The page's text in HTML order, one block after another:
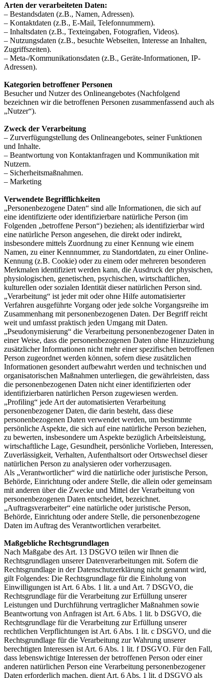
Arten der verarbeiteten Daten:
– Bestandsdaten (z.B., Namen, Adressen).
– Kontaktdaten (z.B., E-Mail, Telefonnummern).
– Inhaltsdaten (z.B., Texteingaben, Fotografien, Videos).
– Nutzungsdaten (z.B., besuchte Webseiten, Interesse an Inhalten,
Zugriffszeiten).
– Meta-/Kommunikationsdaten (z.B., Geräte-Informationen, IP-
Adressen).
Kategorien betroffener Personen
Besucher und Nutzer des Onlineangebotes (Nachfolgend
bezeichnen wir die betroffenen Personen zusammenfassend auch als
„Nutzer“).
Zweck der Verarbeitung
– Zurverfügungstellung des Onlineangebotes, seiner Funktionen
und Inhalte.
– Beantwortung von Kontaktanfragen und Kommunikation mit
Nutzern.
– Sicherheitsmaßnahmen.
– Marketing
Verwendete Begrifflichkeiten
„Personenbezogene Daten“ sind alle Informationen, die sich auf
eine identifizierte oder identifizierbare natürliche Person (im
Folgenden „betroffene Person“) beziehen; als identifizierbar wird
eine natürliche Person angesehen, die direkt oder indirekt,
insbesondere mittels Zuordnung zu einer Kennung wie einem
Namen, zu einer Kennnummer, zu Standortdaten, zu einer Online-
Kennung (z.B. Cookie) oder zu einem oder mehreren besonderen
Merkmalen identifiziert werden kann, die Ausdruck der physischen,
physiologischen, genetischen, psychischen, wirtschaftlichen,
kulturellen oder sozialen Identität dieser natürlichen Person sind.
„Verarbeitung“ ist jeder mit oder ohne Hilfe automatisierter
Verfahren ausgeführte Vorgang oder jede solche Vorgangsreihe im
Zusammenhang mit personenbezogenen Daten. Der Begriff reicht
weit und umfasst praktisch jeden Umgang mit Daten.
„Pseudonymisierung“ die Verarbeitung personenbezogener Daten in
einer Weise, dass die personenbezogenen Daten ohne Hinzuziehung
zusätzlicher Informationen nicht mehr einer spezifischen betroffenen
Person zugeordnet werden können, sofern diese zusätzlichen
Informationen gesondert aufbewahrt werden und technischen und
organisatorischen Maßnahmen unterliegen, die gewährleisten, dass
die personenbezogenen Daten nicht einer identifizierten oder
identifizierbaren natürlichen Person zugewiesen werden.
„Profiling“ jede Art der automatisierten Verarbeitung
personenbezogener Daten, die darin besteht, dass diese
personenbezogenen Daten verwendet werden, um bestimmte
persönliche Aspekte, die sich auf eine natürliche Person beziehen,
zu bewerten, insbesondere um Aspekte bezüglich Arbeitsleistung,
wirtschaftliche Lage, Gesundheit, persönliche Vorlieben, Interessen,
Zuverlässigkeit, Verhalten, Aufenthaltsort oder Ortswechsel dieser
natürlichen Person zu analysieren oder vorherzusagen.
Als „Verantwortlicher“ wird die natürliche oder juristische Person,
Behörde, Einrichtung oder andere Stelle, die allein oder gemeinsam
mit anderen über die Zwecke und Mittel der Verarbeitung von
personenbezogenen Daten entscheidet, bezeichnet.
„Auftragsverarbeiter“ eine natürliche oder juristische Person,
Behörde, Einrichtung oder andere Stelle, die personenbezogene
Daten im Auftrag des Verantwortlichen verarbeitet.
Maßgebliche Rechtsgrundlagen
Nach Maßgabe des Art. 13 DSGVO teilen wir Ihnen die
Rechtsgrundlagen unserer Datenverarbeitungen mit. Sofern die
Rechtsgrundlage in der Datenschutzerklärung nicht genannt wird,
gilt Folgendes: Die Rechtsgrundlage für die Einholung von
Einwilligungen ist Art. 6 Abs. 1 lit. a und Art. 7 DSGVO, die
Rechtsgrundlage für die Verarbeitung zur Erfüllung unserer
Leistungen und Durchführung vertraglicher Maßnahmen sowie
Beantwortung von Anfragen ist Art. 6 Abs. 1 lit. b DSGVO, die
Rechtsgrundlage für die Verarbeitung zur Erfüllung unserer
rechtlichen Verpflichtungen ist Art. 6 Abs. 1 lit. c DSGVO, und die
Rechtsgrundlage für die Verarbeitung zur Wahrung unserer
berechtigten Interessen ist Art. 6 Abs. 1 lit. f DSGVO. Für den Fall,
dass lebenswichtige Interessen der betroffenen Person oder einer
anderen natürlichen Person eine Verarbeitung personenbezogener
Daten erforderlich machen, dient Art. 6 Abs. 1 lit. d DSGVO als